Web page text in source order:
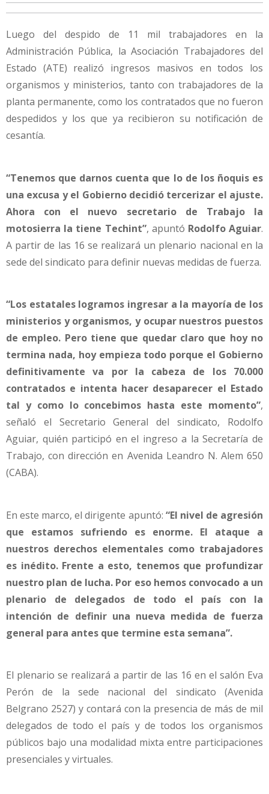
Luego del despido de 11 mil trabajadores en la
Administración Pública, la Asociación Trabajadores del
Estado (ATE) realizó ingresos masivos en todos los
organismos y ministerios, tanto con trabajadores de la
planta permanente, como los contratados que no fueron
despedidos y los que ya recibieron su notificación de
cesantía.
“Tenemos que darnos cuenta que lo de los ñoquis es
una excusa y el Gobierno decidió tercerizar el ajuste.
Ahora con el nuevo secretario de Trabajo la
motosierra la tiene Techint”, apuntó Rodolfo Aguiar.
A partir de las 16 se realizará un plenario nacional en la
sede del sindicato para definir nuevas medidas de fuerza.
“Los estatales logramos ingresar a la mayoría de los
ministerios y organismos, y ocupar nuestros puestos
de empleo. Pero tiene que quedar claro que hoy no
termina nada, hoy empieza todo porque el Gobierno
definitivamente va por la cabeza de los 70.000
contratados e intenta hacer desaparecer el Estado
tal y como lo concebimos hasta este momento”,
señaló el Secretario General del sindicato, Rodolfo
Aguiar, quién participó en el ingreso a la Secretaría de
Trabajo, con dirección en Avenida Leandro N. Alem 650
(CABA).
En este marco, el dirigente apuntó: “El nivel de agresión
que estamos sufriendo es enorme. El ataque a
nuestros derechos elementales como trabajadores
es inédito. Frente a esto, tenemos que profundizar
nuestro plan de lucha. Por eso hemos convocado a un
plenario de delegados de todo el país con la
intención de definir una nueva medida de fuerza
general para antes que termine esta semana”.
El plenario se realizará a partir de las 16 en el salón Eva
Perón de la sede nacional del sindicato (Avenida
Belgrano 2527) y contará con la presencia de más de mil
delegados de todo el país y de todos los organismos
públicos bajo una modalidad mixta entre participaciones
presenciales y virtuales.